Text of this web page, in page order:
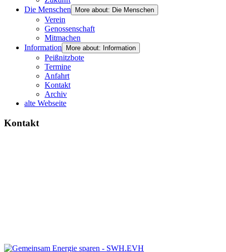
Die Menschen
More about: Die Menschen
Verein
Genossenschaft
Mitmachen
Information
More about: Information
Peißnitzbote
Termine
Anfahrt
Kontakt
Archiv
alte Webseite
Kontakt